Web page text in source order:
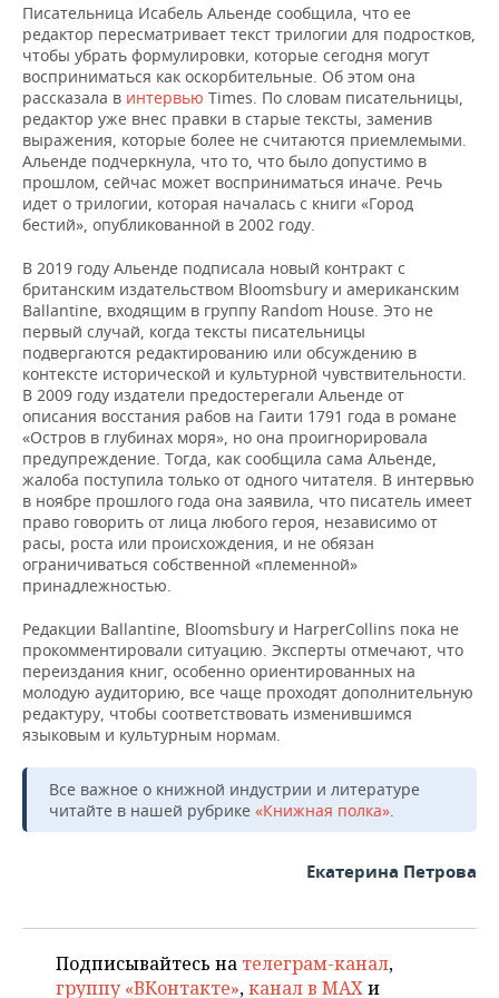
ОТКРЫТАЯ ЛЕКЦИЯ
БАСКЕТБОЛ
ВОЛЕЙБОЛ
КИБЕРСПОРТ
ФИГУРНОЕ КАТАНИЕ
ВОДНЫЕ ВИДЫ СПОРТА
ХОККЕЙ С МЯЧОМ
ИНФРАСТРУКТУРА
ИСТОРИЯ
КУЛЬТУРА
МЕДИЦИНА
ОБРАЗОВАНИЕ
ПРОИСШЕСТВИЯ
СПРАВОЧНИК
СПИСОК ПЕРСОН
СПИСОК КОМПАНИЙ
ПОЛНАЯ ВЕРСИЯ
Писательница Исабель Альенде сообщила, что ее
редактор пересматривает текст трилогии для подростков,
чтобы убрать формулировки, которые сегодня могут
восприниматься как оскорбительные. Об этом она
рассказала в интервью Times. По словам писательницы,
редактор уже внес правки в старые тексты, заменив
выражения, которые более не считаются приемлемыми.
Альенде подчеркнула, что то, что было допустимо в
прошлом, сейчас может восприниматься иначе. Речь
идет о трилогии, которая началась с книги «Город
бестий», опубликованной в 2002 году.
В 2019 году Альенде подписала новый контракт с
британским издательством Bloomsbury и американским
Ballantine, входящим в группу Random House. Это не
первый случай, когда тексты писательницы
подвергаются редактированию или обсуждению в
контексте исторической и культурной чувствительности.
В 2009 году издатели предостерегали Альенде от
описания восстания рабов на Гаити 1791 года в романе
«Остров в глубинах моря», но она проигнорировала
предупреждение. Тогда, как сообщила сама Альенде,
жалоба поступила только от одного читателя. В интервью
в ноябре прошлого года она заявила, что писатель имеет
право говорить от лица любого героя, независимо от
расы, роста или происхождения, и не обязан
ограничиваться собственной «племенной»
принадлежностью.
Редакции Ballantine, Bloomsbury и HarperCollins пока не
прокомментировали ситуацию. Эксперты отмечают, что
переиздания книг, особенно ориентированных на
молодую аудиторию, все чаще проходят дополнительную
редактуру, чтобы соответствовать изменившимся
языковым и культурным нормам.
Все важное о книжной индустрии и литературе
читайте в нашей рубрике «Книжная полка».
Екатерина Петрова
Подписывайтесь на телеграм-канал,
группу «ВКонтакте»,канал в MAXи